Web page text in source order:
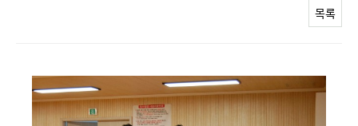
목록